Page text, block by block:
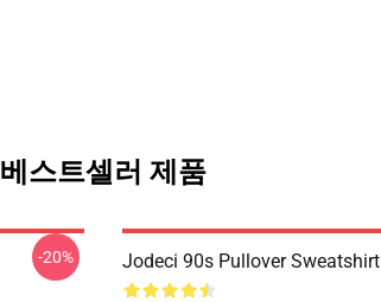
베스트셀러 제품
-20% Jodeci 90s Pullover Sweatshirt